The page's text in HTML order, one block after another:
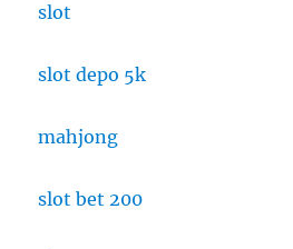
slot
slot depo 5k
mahjong
slot bet 200